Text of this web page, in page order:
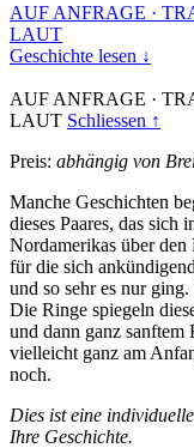
AUF ANFRAGE ·
LAUT
Geschichte lesen ↓
AUF ANFRAGE ·
LAUT Schliessen ↑
Preis: abhängig von
Manche Geschichten
dieses Paares, das sich
Nordamerikas über
für die sich
und so sehr es nur
Die Ringe spiegeln
und dann ganz
vielleicht ganz am
noch.
Dies ist eine
Ihre Geschichte.